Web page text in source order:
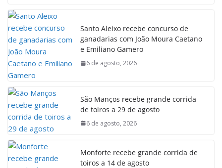
Santo Aleixo recebe concurso de
ganadarias com João Moura Caetano
e Emiliano Gamero
6 de agosto, 2026
São Manços recebe grande corrida
de toiros a 29 de agosto
6 de agosto, 2026
Monforte recebe grande corrida de
toiros a 14 de agosto